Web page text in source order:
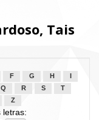
Tais
F G H
Q R S
T
Z
letras: